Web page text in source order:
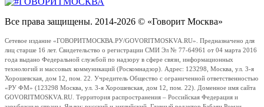
Все права защищены. 2014-2026 © «Говорит Москва»
Сетевое издание «ГОВОРИТМОСКВА.РУ/GOVORITMOSKVA.RU». Предназначено для
лиц старше 16 лет. Свидетельство о регистрации СМИ Эл № 77-64961 от 04 марта 2016
года выдано Федеральной службой по надзору в сфере связи, информационных
технологий и массовых коммуникаций (Роскомнадзор). Адрес: 123298, Москва, ул. 3-я
Хорошевская, дом 12, пом. 22. Учредитель Общество с ограниченной ответственностью
«РУ ФМ» (123298 Москва, ул. 3-я Хорошевская, дом 12, пом. 22). Доменное имя сайта
GOVORITMOSKVA.RU. Территория распространения – Российская Федерация и